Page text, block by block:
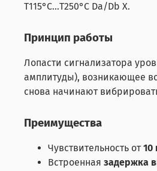
Т115°C...Т250°C Da/Db X.
Принцип работы
Лопасти сигнализатора
амплитуды), возникающее
снова начинают
Преимущества
Чувствительность от10
Встроенная задержка